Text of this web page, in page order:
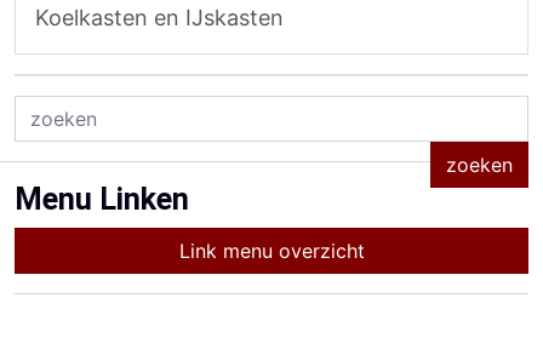
Koelkasten en IJskasten
Menu Linken
Link menu overzicht